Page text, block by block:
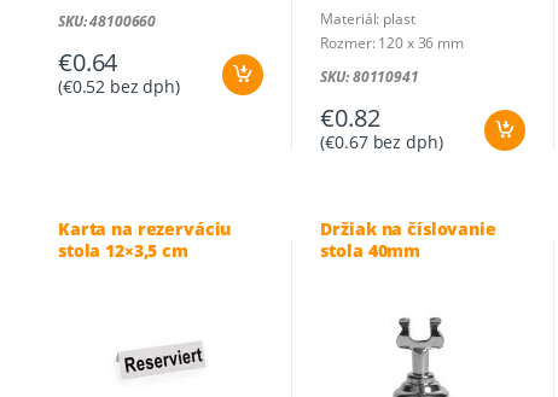
SKU: 48100660
€0.64
(€0.52 bez dph)
Materiál: plast
Rozmer: 120 x 36 mm
SKU: 80110941
€0.82
(€0.67bez dph)
Karta na rezerváciu
stola 12×3,5 cm
Držiak na číslovanie
stola 40mm